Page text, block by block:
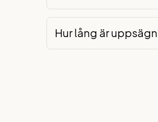
Hur lång är